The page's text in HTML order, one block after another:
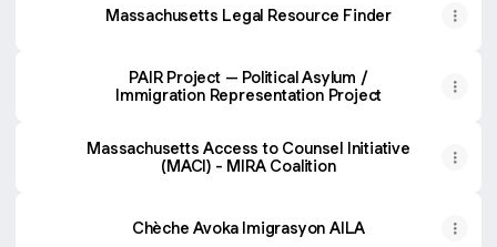
Massachusetts Legal Resource Finder
PAIR Project – Political Asylum /
Immigration Representation Project
Massachusetts Access to Counsel Initiative
(MACI) - MIRA Coalition
Chèche Avoka Imigrasyon AILA